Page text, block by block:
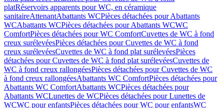
platRéservoirs apparents pour WC, en céramique
sanitaireAttenantAbattants WCPièces détachées pour Abattants
WCAbattants WCPièces détachées pour Abattants WCWC
ComfortPièces détachées pour WC ComfortCuvettes de WC à fond
creux surélevéesPièces détachées pour Cuvettes de WC à fond
creux surélevéesCuvettes de WC à fond plat surélevéesPièces
détachées pour Cuvettes de WC à fond plat surélevéesCuvettes de
WC à fond creux rallongéesPièces détachées pour Cuvettes de WC
à fond creux rallongéesAbattants WC ComfortPièces détachées pour
Abattants WC ComfortAbattants WCPièces détachées pour
Abattants WCLunettes de WCPièces détachées pour Lunettes de
WCWC pour enfantsPièces détachées pour WC pour enfantsWC